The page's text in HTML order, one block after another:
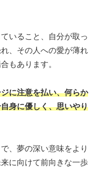
いること、自分が取っ
、その人への愛が薄れ
もあります。
に注意を払い、何らか
身に優しく、思いやり
、夢の深い意味をより
に向けて前向きな一歩